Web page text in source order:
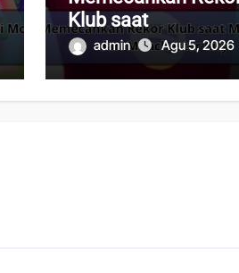
Klub saat
Memboyong Kerolin
dari Manchester
admin Agu 5, 2026